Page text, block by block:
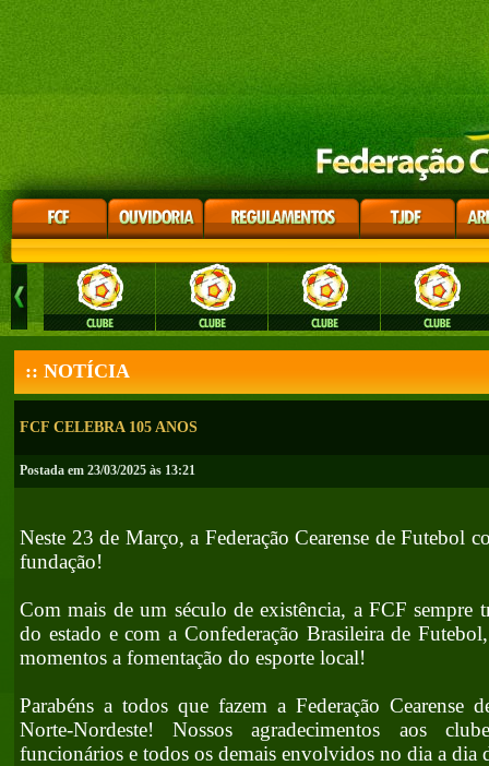
:: NOTÍCIA
FCF CELEBRA 105 ANOS
Postada em 23/03/2025 às 13:21
Neste 23 de Março, a Federação Cearense de Futebol
fundação!
Com mais de um século de existência, a FCF sempre
do estado e com a Confederação Brasileira de
momentos a fomentação do esporte local!
Parabéns a todos que fazem a Federação Cearense
Norte-Nordeste! Nossos agradecimentos aos
funcionários e todos os demais envolvidos no dia a dia